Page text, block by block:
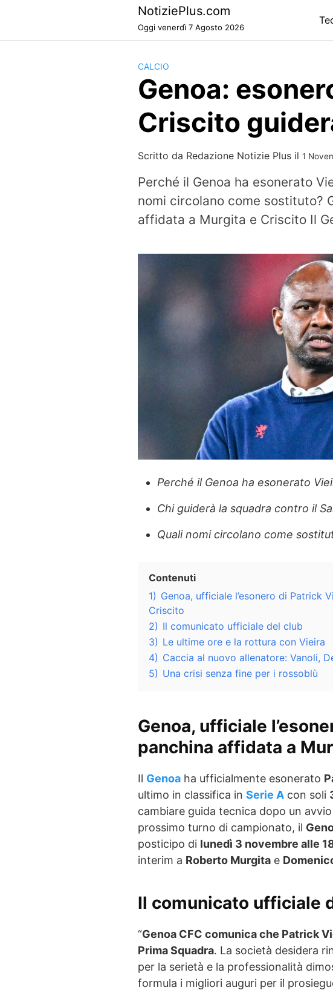
NotiziePlus.com
Oggi venerdì 7 Agosto 2026
CALCIO
Genoa:
Criscito
Scritto da Redazione Notizie Plus il 1
Perché il Genoa ha esonerato
nomi circolano come sostituto?
affidata a Murgita e Criscito Il
Perché il Genoa ha esonerato
Chi guiderà la squadra contro il
Quali nomi circolano come
Contenuti
1) Genoa, ufficiale l’esonero di Patrick
Criscito
2) Il comunicato ufficiale del club
3) Le ultime ore e la rottura con Vieira
4) Caccia al nuovo allenatore: Vanoli,
5) Una crisi senza fine per i rossoblù
Genoa, ufficiale
panchina affidata a
Il Genoa ha ufficialmente esonerato
ultimo in classifica in Serie A con soli
cambiare guida tecnica dopo un
prossimo turno di campionato, il
posticipo di lunedì 3 novembre alle
interim a Roberto Murgita e
Il comunicato ufficiale
“Genoa CFC comunica che Patrick
Prima Squadra. La società desidera
per la serietà e la professionalità
formula i migliori auguri per il